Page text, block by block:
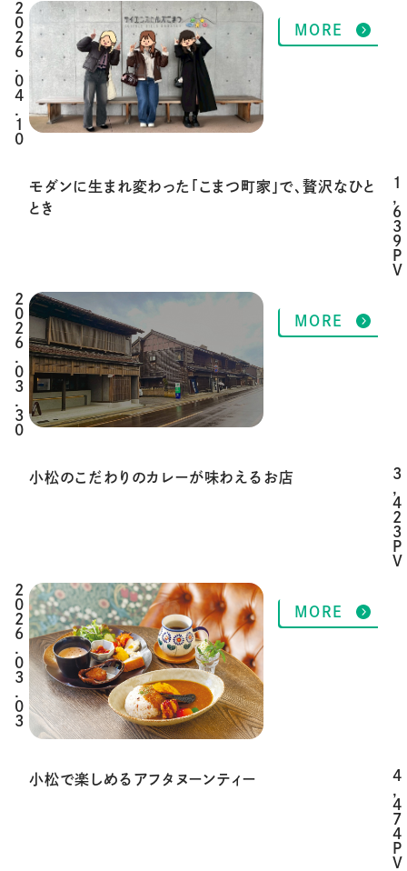
2
0
2
6
.
0
4
.
1
0
モダンに生まれ変わった「こまつ町家」で、贅沢なひと
とき
1
,
6
3
9
P
V
2
0
2
6
.
0
3
.
3
0
小松のこだわりのカレーが味わえるお店
3
,
4
2
3
P
V
2
0
2
6
.
0
3
.
0
3
小松で楽しめるアフタヌーンティー
4
,
4
7
4
P
V